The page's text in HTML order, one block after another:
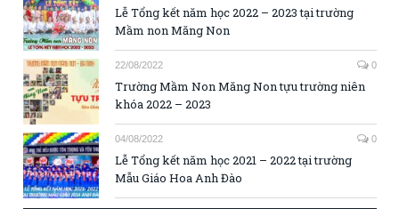
Lễ Tổng kết năm học 2022 – 2023 tại trường
Mầm non Măng Non
22/08/2022 0
Trường Mầm Non Măng Non tựu trường niên
khóa 2022 – 2023
04/08/2022 0
Lễ Tổng kết năm học 2021 – 2022 tại trường
Mẫu Giáo Hoa Anh Đào